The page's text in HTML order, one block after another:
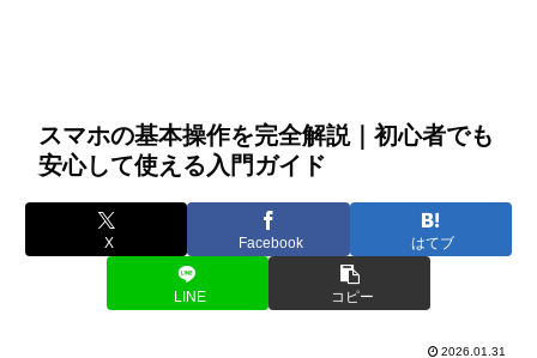
スマホの基本操作を完全解説｜初心者でも
安心して使える入門ガイド
X Facebook はてブ
LINE コピー
2026.01.31